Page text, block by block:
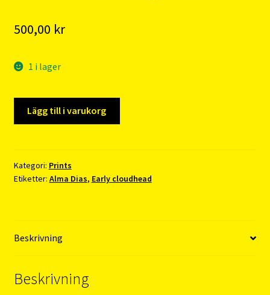
500,00 kr
1 i lager
Critch
mängd
Lägg till i varukorg
Kategori: Prints
Etiketter: Alma Dias, Early cloudhead
Beskrivning
Beskrivning